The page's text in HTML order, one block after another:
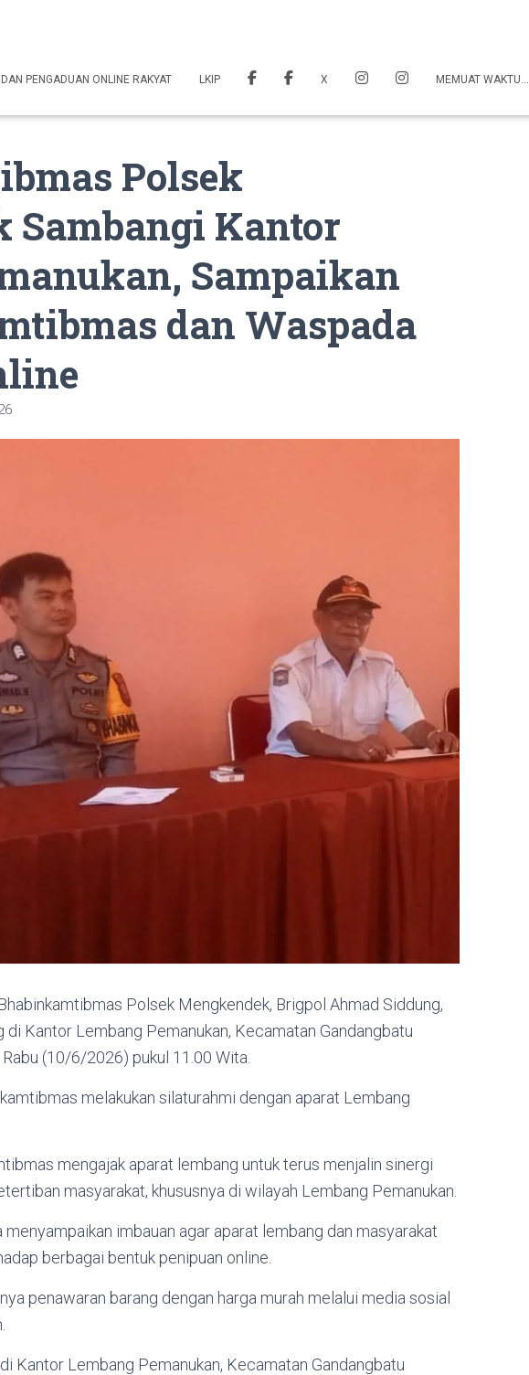
PENGADUAN ONLINE RAKYAT LKIP X MEMUAT WAKTU…
Polsek
Sambangi Kantor
Sampaikan
dan Waspada
Polsek Mengkendek, Brigpol Ahmad Siddung,
di Kantor Lembang Pemanukan, Kecamatan Gandangbatu
(10/6/2026) pukul 11.00 Wita.
melakukan silaturahmi dengan aparat Lembang
mengajak aparat lembang untuk terus menjalin sinergi
masyarakat, khususnya di wilayah Lembang Pemanukan.
imbauan agar aparat lembang dan masyarakat
berbagai bentuk penipuan online.
penawaran barang dengan harga murah melalui media sosial
Kantor Lembang Pemanukan, Kecamatan Gandangbatu